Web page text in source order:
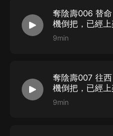
奪陰壽006 替
機倒把，已經上
9min
奪陰壽007 往
機倒把，已經上
9min